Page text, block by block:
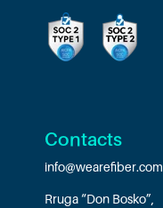
Contacts
info@wearefiber.com
Rruga “Don Bosko”,